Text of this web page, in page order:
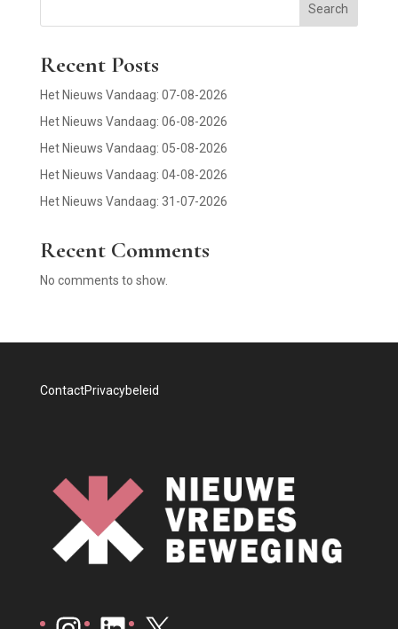
Search
Recent Posts
Het Nieuws Vandaag: 07-08-2026
Het Nieuws Vandaag: 06-08-2026
Het Nieuws Vandaag: 05-08-2026
Het Nieuws Vandaag: 04-08-2026
Het Nieuws Vandaag: 31-07-2026
Recent Comments
No comments to show.
ContactPrivacybeleid